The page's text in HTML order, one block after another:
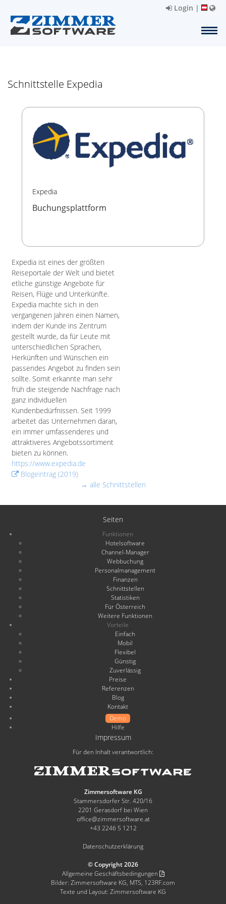
Login |
Schnittstelle Expedia
Expedia
Buchungsplattform
Expedia ist eines der größten
Reiseportale der Welt und bietet
etliche günstige Angebote für
Reisen, Flüge und Unterkünfte.
Expedia machte sich in den
vergangenen Jahren einen Namen,
indem der Kunde ins Zentrum
gestellt wurde, da für Leute mit
unterschiedlichen Sprachen,
Herkünften und Wünschen ein
passendes Angebot zu finden sein
sollte. Somit erkannte man sehr
früh die steigende Nachfrage nach
ganz individuellen
Kundenbedürfnissen. Seit 1999
arbeitet das Unternehmen daran,
ein immer umfassenderes und
attraktiveres Angebotssortiment
bieten zu können.
https://www.expedia.de
Blogeintrag (2019)
→ alle Schnittstellen
Seiten
Funktionen
Hotelsoftware
Channel-Manager
Webbuchung
Personalmanagement
Finanzen
Schnittstellen
Statistiken
Für Österreich
Weitere Funktionen
Vorteile
Einfach
Mobil
Flexibel
Günstig
Zuverlässig
Preise
Referenzen
Blog
Kontakt
Demo
Hilfe
Impressum
Für den Inhalt verantwortlich:
Zimmersoftware KG
Stammersdorfer Str. 420/16
2201 Gerasdorf bei Wien
office@zimmersoftware.at
+43 2246 5 1212
Datenschutzerklärung
© Copyright 2026
Allgemeine Geschäftsbedingungen
Bilder: Zimmersoftware KG, MTS, 123RF.com
Texte und Layout: Zimmersoftware KG